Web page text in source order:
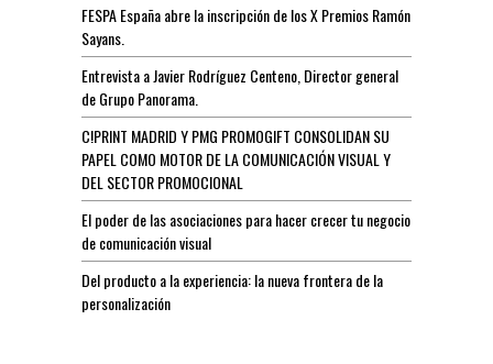
FESPA España abre la inscripción de los X Premios Ramón
Sayans.
Entrevista a Javier Rodríguez Centeno, Director general
de Grupo Panorama.
C!PRINT MADRID Y PMG PROMOGIFT CONSOLIDAN SU
PAPEL COMO MOTOR DE LA COMUNICACIÓN VISUAL Y
DEL SECTOR PROMOCIONAL
El poder de las asociaciones para hacer crecer tu negocio
de comunicación visual
Del producto a la experiencia: la nueva frontera de la
personalización